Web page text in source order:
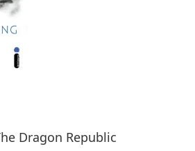
Dragon Republic